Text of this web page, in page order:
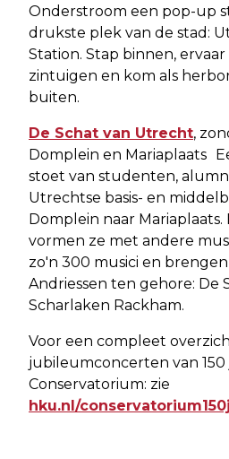
Onderstroom een pop-up
drukste plek van de stad:
Station. Stap binnen,
zintuigen en kom als
buiten.
De Schat van Utrecht,
Domplein en Mariaplaats
stoet van studenten,
Utrechtse basis- en
Domplein naar
vormen ze met andere
zo'n 300 musici en
Andriessen ten gehore: De
Scharlaken Rackham.
Voor een compleet
jubileumconcerten van
Conservatorium: zie
hku.nl/